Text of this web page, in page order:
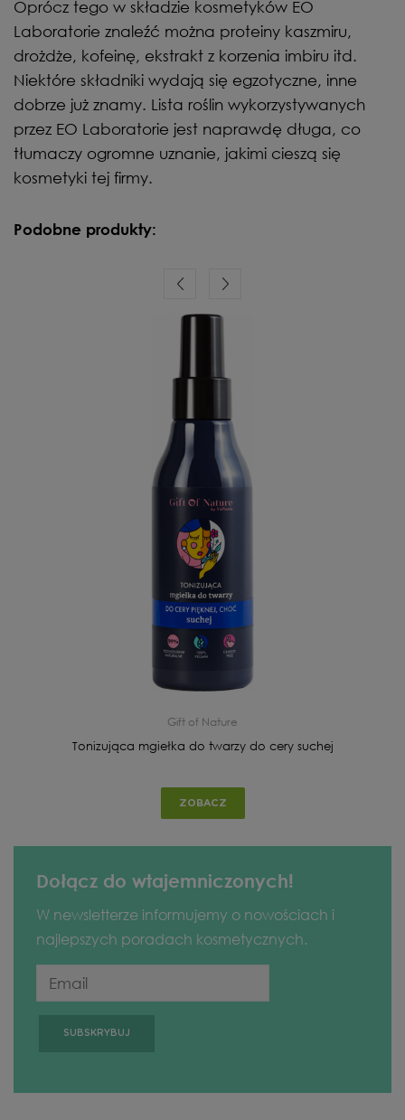
Oprócz tego w składzie kosmetyków EO
Laboratorie znaleźć można proteiny kaszmiru,
drożdże, kofeinę, ekstrakt z korzenia imbiru itd.
Niektóre składniki wydają się egzotyczne, inne
dobrze już znamy. Lista roślin wykorzystywanych
przez EO Laboratorie jest naprawdę długa, co
tłumaczy ogromne uznanie, jakimi cieszą się
kosmetyki tej firmy.
Podobne produkty:
Gift of Nature
Tonizująca mgiełka do twarzy do cery suchej
ZOBACZ
Dołącz do wtajemniczonych!
W newsletterze informujemy o nowościach i
najlepszych poradach kosmetycznych.